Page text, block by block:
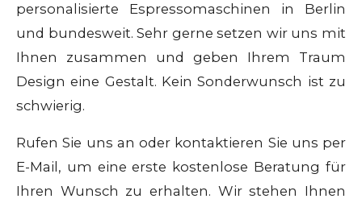
personalisierte Espressomaschinen in Berlin
und bundesweit. Sehr gerne setzen wir uns mit
Ihnen zusammen und geben Ihrem Traum
Design eine Gestalt. Kein Sonderwunsch ist zu
schwierig.
Rufen Sie uns an oder kontaktieren Sie uns per
E-Mail, um eine erste kostenlose Beratung für
Ihren Wunsch zu erhalten. Wir stehen Ihnen